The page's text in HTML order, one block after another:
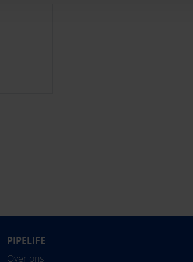
PIPELIFE
Over ons